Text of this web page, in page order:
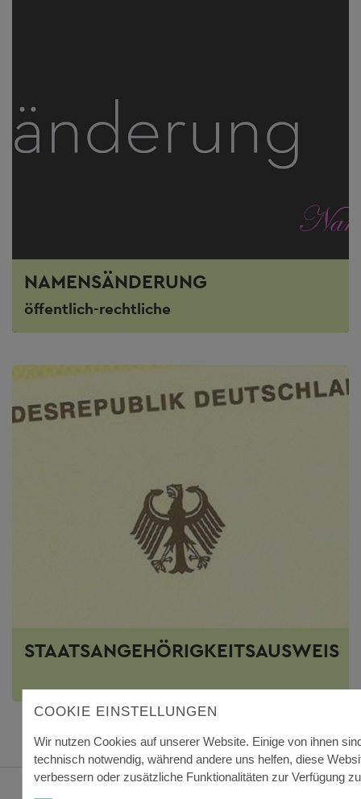
NAMENSÄNDERUNG
öffentlich-rechtliche
STAATSANGEHÖRIGKEITSAUSWEIS
COOKIE EINSTELLUNGEN
Wir nutzen Cookies auf unserer Website. Einige von ihnen
technisch notwendig, während andere uns helfen, diese
verbessern oder zusätzliche Funktionalitäten zur Verfügung